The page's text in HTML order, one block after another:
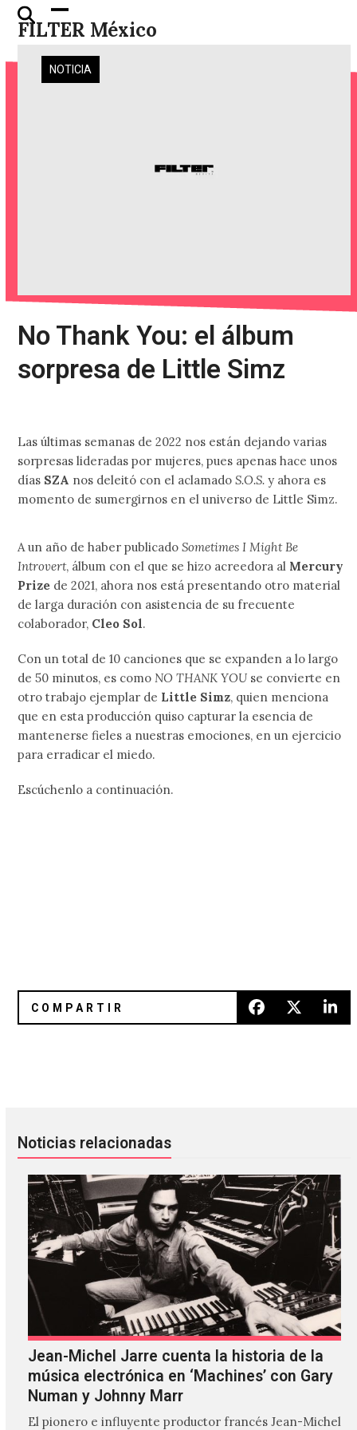
Skip
FILTER México
Open
mobile
menu
Close
mobile
menu
NOTICIA
No Thank You: el álbum
sorpresa de Little Simz
Las últimas semanas de 2022 nos están dejando varias
sorpresas lideradas por mujeres, pues apenas hace unos
días SZA nos deleitó con el aclamadoS.O.S. y ahora es
momento de sumergirnos en el universo de Little Simz.
A un año de haber publicadoSometimes I Might Be
Introvert, álbum con el que se hizo acreedora al Mercury
Prize de 2021, ahora nos está presentando otro material
de larga duración con asistencia de su frecuente
colaborador, Cleo Sol.
Con un total de 10 canciones que se expanden a lo largo
de 50 minutos, es como NO THANK YOU se convierte en
otro trabajo ejemplar de Little Simz, quien menciona
que en esta producción quiso capturar la esencia de
mantenerse fieles a nuestras emociones, en un ejercicio
para erradicar el miedo.
Escúchenlo a continuación.
Noticias relacionadas
Jean-Michel Jarre cuenta la historia de la
música electrónica en ‘Machines’ con Gary
Numan y Johnny Marr
El pionero e influyente productor francés Jean-Michel